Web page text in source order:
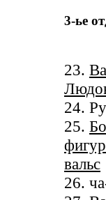
3-ье
23.
24.
25.
вальс
26.